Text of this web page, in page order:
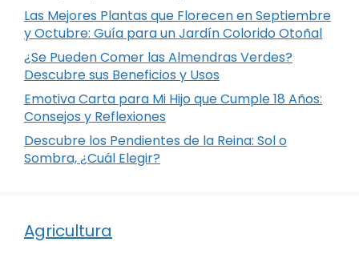
Las Mejores Plantas que Florecen en Septiembre
y Octubre: Guía para un Jardín Colorido Otoñal
¿Se Pueden Comer las Almendras Verdes?
Descubre sus Beneficios y Usos
Emotiva Carta para Mi Hijo que Cumple 18 Años:
Consejos y Reflexiones
Descubre los Pendientes de la Reina: Sol o
Sombra, ¿Cuál Elegir?
Agricultura